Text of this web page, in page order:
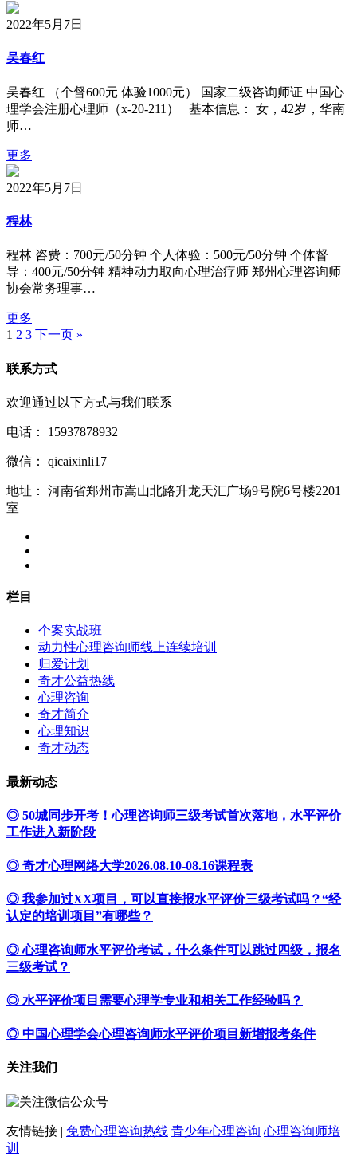
2022年5月7日
吴春红
吴春红 （个督600元 体验1000元） 国家二级咨询师证 中国心
理学会注册心理师（x-20-211） 基本信息： 女，42岁，华南
师…
更多
2022年5月7日
程林
程林 咨费：700元/50分钟 个人体验：500元/50分钟 个体督
导：400元/50分钟 精神动力取向心理治疗师 郑州心理咨询师
协会常务理事…
更多
1 2 3 下一页 »
联系方式
欢迎通过以下方式与我们联系
电话： 15937878932
微信： qicaixinli17
地址：
河南省郑州市嵩山北路升龙天汇广场9号院6号楼2201
室
栏目
个案实战班
动力性心理咨询师线上连续培训
归爱计划
奇才公益热线
心理咨询
奇才简介
心理知识
奇才动态
最新动态
◎ 50城同步开考！心理咨询师三级考试首次落地，水平评价
工作进入新阶段
◎ 奇才心理网络大学2026.08.10-08.16课程表
◎ 我参加过XX项目，可以直接报水平评价三级考试吗？“经
认定的培训项目”有哪些？
◎ 心理咨询师水平评价考试，什么条件可以跳过四级，报名
三级考试？
◎ 水平评价项目需要心理学专业和相关工作经验吗？
◎ 中国心理学会心理咨询师水平评价项目新增报考条件
关注我们
友情链接 | 免费心理咨询热线 青少年心理咨询 心理咨询师培
训